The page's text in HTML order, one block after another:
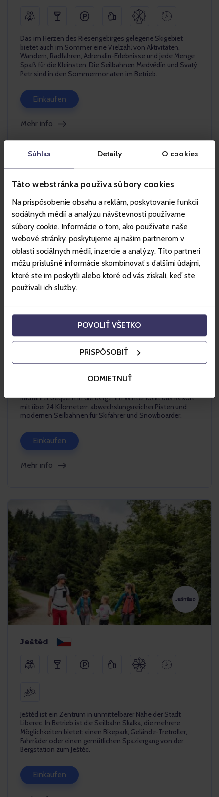
Súhlas Detaily O cookies
Táto webstránka používa súbory cookies
Na prispôsobenie obsahu a reklám, poskytovanie funkcií
sociálnych médií a analýzu návštevnosti používame
súbory cookie. Informácie o tom, ako používate naše
webové stránky, poskytujeme aj našim partnerom v
oblasti sociálnych médií, inzercie a analýzy. Títo partneri
môžu príslušné informácie skombinovať s ďalšími údajmi,
ktoré ste im poskytli alebo ktoré od vás získali, keď ste
používali ich služby.
POVOLIŤ VŠETKO
PRISPÔSOBIŤ
ODMIETNUŤ
Das im Herzen des Riesengebirges gelegene Skigebiet
bietet auch im Sommer eine Vielzahl von Aktivitäten.
Wandern, Radfahren, Adrenalin-Erlebnisse und jede Menge
Spaß für die Kleinsten. Die Seilbahnen Medvědín und Svatý
Petr sind in den Sommermonaten im Betrieb.
Einkaufen
Mehr info
Das Skigebiet Szczyrk ist eines der größten Ski- und Bike-
Resorts Polens. Im Sommer bietet es unter anderem den
Szczyrk Bike Park by Trek mit seinen Enduro-Strecken und
Bergtouren. Komfortable Lifte – eine 10er-Gondelbahn und
Radfahrer bequem in die Berge. Im Winter lockt das Resort
mit über 24 Kilometern abwechslungsreicher Pisten und
modernen Seilbahnen für Skifahrer und Snowboarder.
Einkaufen
Mehr info
Ještěd
Ještěd ist ein Zentrum in unmittelbarer Nähe der Stadt
Liberec. In Betrieb ist die Seilbahn Skalka, die mehrere
Möglichkeiten bietet: einen Bikepark, Gelände-Tretroller,
Fahrräder oder einen gemütlichen Spaziergang von der
Bergstation zum Ještěd.
Einkaufen